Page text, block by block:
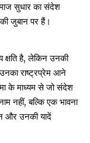
सुधार का संदेश
जुबान पर हैं।
क्षति है, लेकिन उनकी
राष्ट्रप्रेम आने
के माध्यम से जो संदेश
नहीं, बल्कि एक भावना
और उनकी यादें